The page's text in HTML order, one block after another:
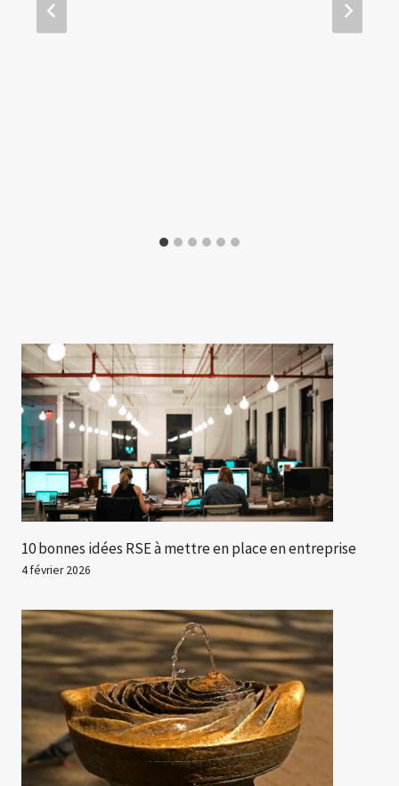
10 bonnes idées RSE à mettre en place en entreprise
4 février 2026